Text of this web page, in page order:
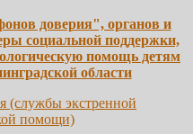
доверия", органов и
социальной поддержки,
помощь детям
области
(службы экстренной
помощи)